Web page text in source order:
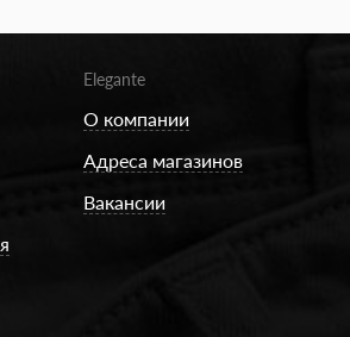
Elegante
О компании
Адреса магазинов
Вакансии